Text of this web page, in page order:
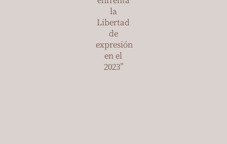
la
Libertad
de
expresión
en el
2023”